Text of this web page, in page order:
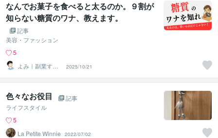
なんでお菓子を食べると太るのか。９割が
知らない糖質のワナ、教えます。
記事
美容・ファッション
5
よみ｜副業する
看護師長
2025/10/21
色々なお役目
記事
ライフスタイル
5
La Petite Winnie
2022/07/02